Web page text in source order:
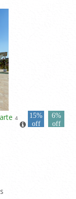
4
15%
off
6%
off